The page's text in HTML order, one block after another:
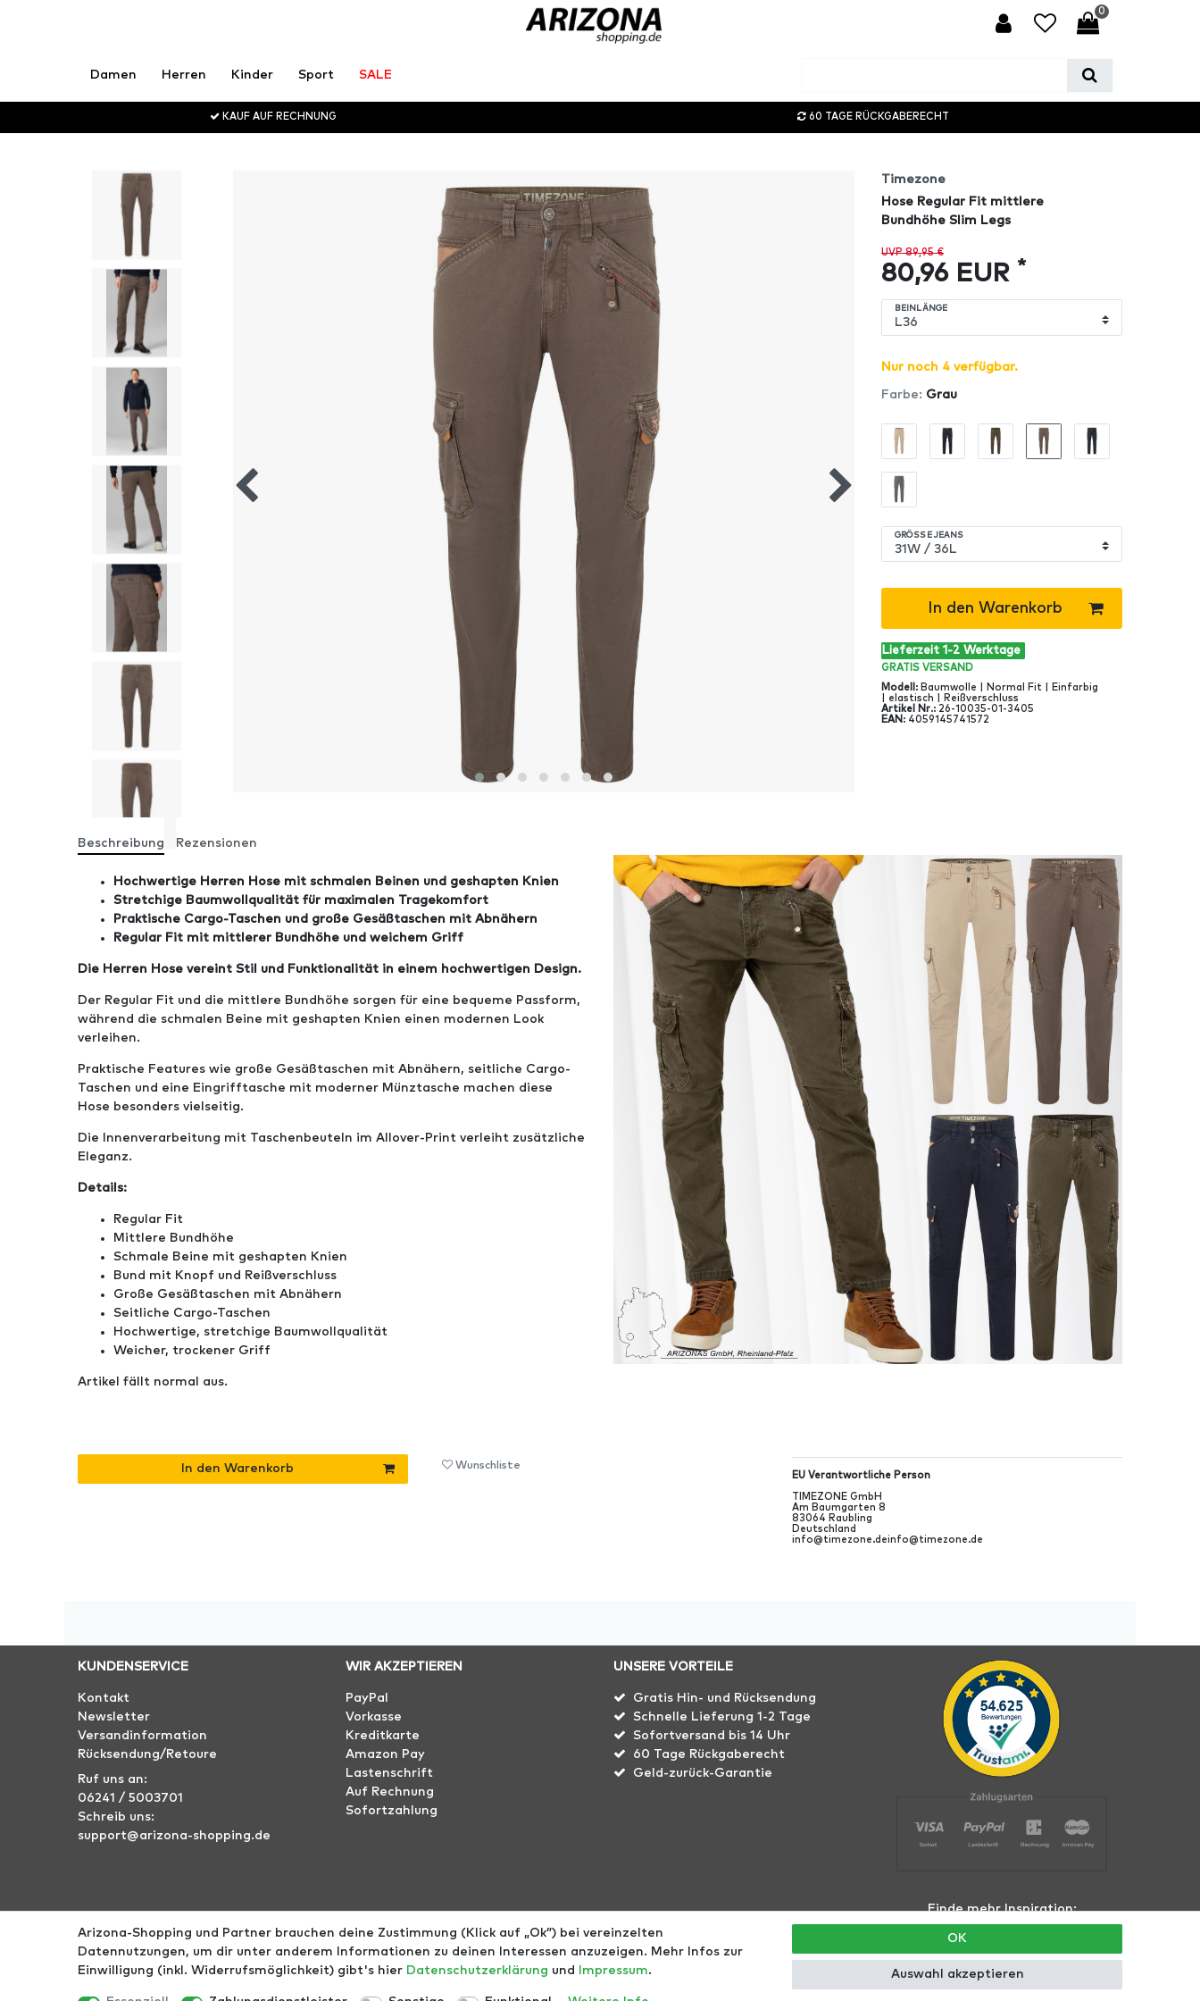
0
Damen Herren Kinder Sport SALE
KAUF AUF RECHNUNG 60 TAGE RÜCKGABERECHT
Timezone
Hose Regular Fit mittlere
Bundhöhe Slim Legs
UVP 89,95 €
80,96 EUR *
BEINLÄNGE
Nur noch 4 verfügbar.
Farbe: Grau
GRÖSSE JEANS
In den Warenkorb
Lieferzeit 1-2 Werktage
GRATIS VERSAND
Modell : Baumwolle | Normal Fit | Einfarbig
| elastisch | Reißverschluss
Artikel Nr.: 26-10035-01-3405
EAN : 4059145741572
Beschreibung Rezensionen
Hochwertige Herren Hose mit schmalen Beinen und geshapten Knien
Stretchige Baumwollqualität für maximalen Tragekomfort
Praktische Cargo-Taschen und große Gesäßtaschen mit Abnähern
Regular Fit mit mittlerer Bundhöhe und weichem Griff
Die Herren Hose vereint Stil und Funktionalität in einem hochwertigen Design.
Der Regular Fit und die mittlere Bundhöhe sorgen für eine bequeme Passform,
während die schmalen Beine mit geshapten Knien einen modernen Look
verleihen.
Praktische Features wie große Gesäßtaschen mit Abnähern, seitliche Cargo-
Taschen und eine Eingrifftasche mit moderner Münztasche machen diese
Hose besonders vielseitig.
Die Innenverarbeitung mit Taschenbeuteln im Allover-Print verleiht zusätzliche
Eleganz.
Details:
Regular Fit
Mittlere Bundhöhe
Schmale Beine mit geshapten Knien
Bund mit Knopf und Reißverschluss
Große Gesäßtaschen mit Abnähern
Seitliche Cargo-Taschen
Hochwertige, stretchige Baumwollqualität
Weicher, trockener Griff
Artikel fällt normal aus.
In den Warenkorb Wunschliste
EU Verantwortliche Person
TIMEZONE GmbH
Am Baumgarten 8
83064 Raubling
Deutschland
info@timezone.deinfo@timezone.de
KUNDENSERVICE
Kontakt
Newsletter
Versandinformation
Rücksendung/Retoure
Ruf uns an:
06241 / 5003701
Schreib uns:
support@arizona-shopping.de
WIR AKZEPTIEREN
PayPal
Vorkasse
Kreditkarte
Amazon Pay
Lastenschrift
Auf Rechnung
Sofortzahlung
UNSERE VORTEILE
Gratis Hin- und Rücksendung
Schnelle Lieferung 1-2 Tage
Sofortversand bis 14 Uhr
60 Tage Rückgaberecht
Geld-zurück-Garantie
Impressum AGB Datenschutz Widerrufs­recht Größentabellen Blog EGOMAXX
Finde mehr Inspiration:
*Alle Preise inkl. ges. MwSt. zzgl.Versandkosten- © Copyright 2021 | Alle Rechte vorbehalten.
Arizona-Shopping und Partner brauchen deine Zustimmung (Klick auf „Ok”) bei vereinzelten
Datennutzungen, um dir unter anderem Informationen zu deinen Interessen anzuzeigen. Mehr Infos zur
Einwilligung (inkl. Widerrufsmöglichkeit) gibt's hier Daten­schutz­erklärung und Impressum.
OK
Auswahl akzeptieren